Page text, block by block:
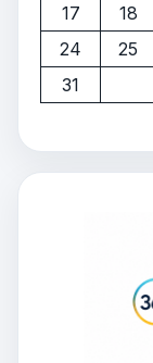
17
18
24
25
31